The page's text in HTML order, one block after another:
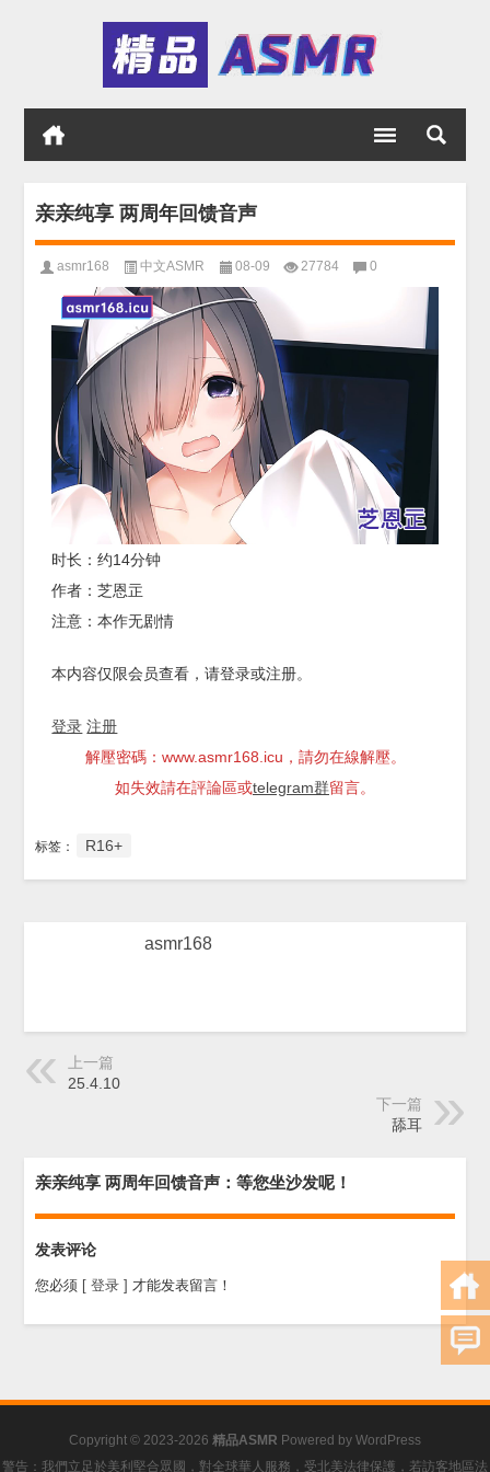
亲亲纯享 两周年回馈音声
asmr168 中文ASMR 08-09 27784 0
时长：约14分钟
作者：芝恩㱏
注意：本作无剧情
本内容仅限会员查看，请登录或注册。
登录 注册
解壓密碼：www.asmr168.icu，請勿在線解壓。
如失效請在評論區或telegram群留言。
标签： R16+
asmr168
上一篇
25.4.10
下一篇
舔耳
亲亲纯享 两周年回馈音声：等您坐沙发呢！
发表评论
您必须 [ 登录 ] 才能发表留言！
Copyright © 2023-2026 精品ASMR Powered by WordPress
警告：我們立足於美利堅合眾國，對全球華人服務，受北美法律保護，若訪客地區法